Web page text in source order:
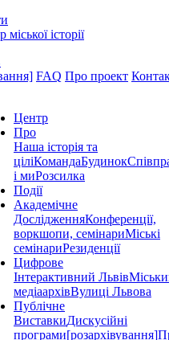
міської історії
FAQ Про проект
Центр
Про
Наша історія та
ціліКомандаБудинок
і миРозсилка
Події
Академічне
ДослідженняКонференції,
воркшопи, семінариМіські
семінариРезиденції
Цифрове
Інтерактивний Львів
медіаархівВулиці Львова
Публічне
ВиставкиДискусійні
програми[розархівування]